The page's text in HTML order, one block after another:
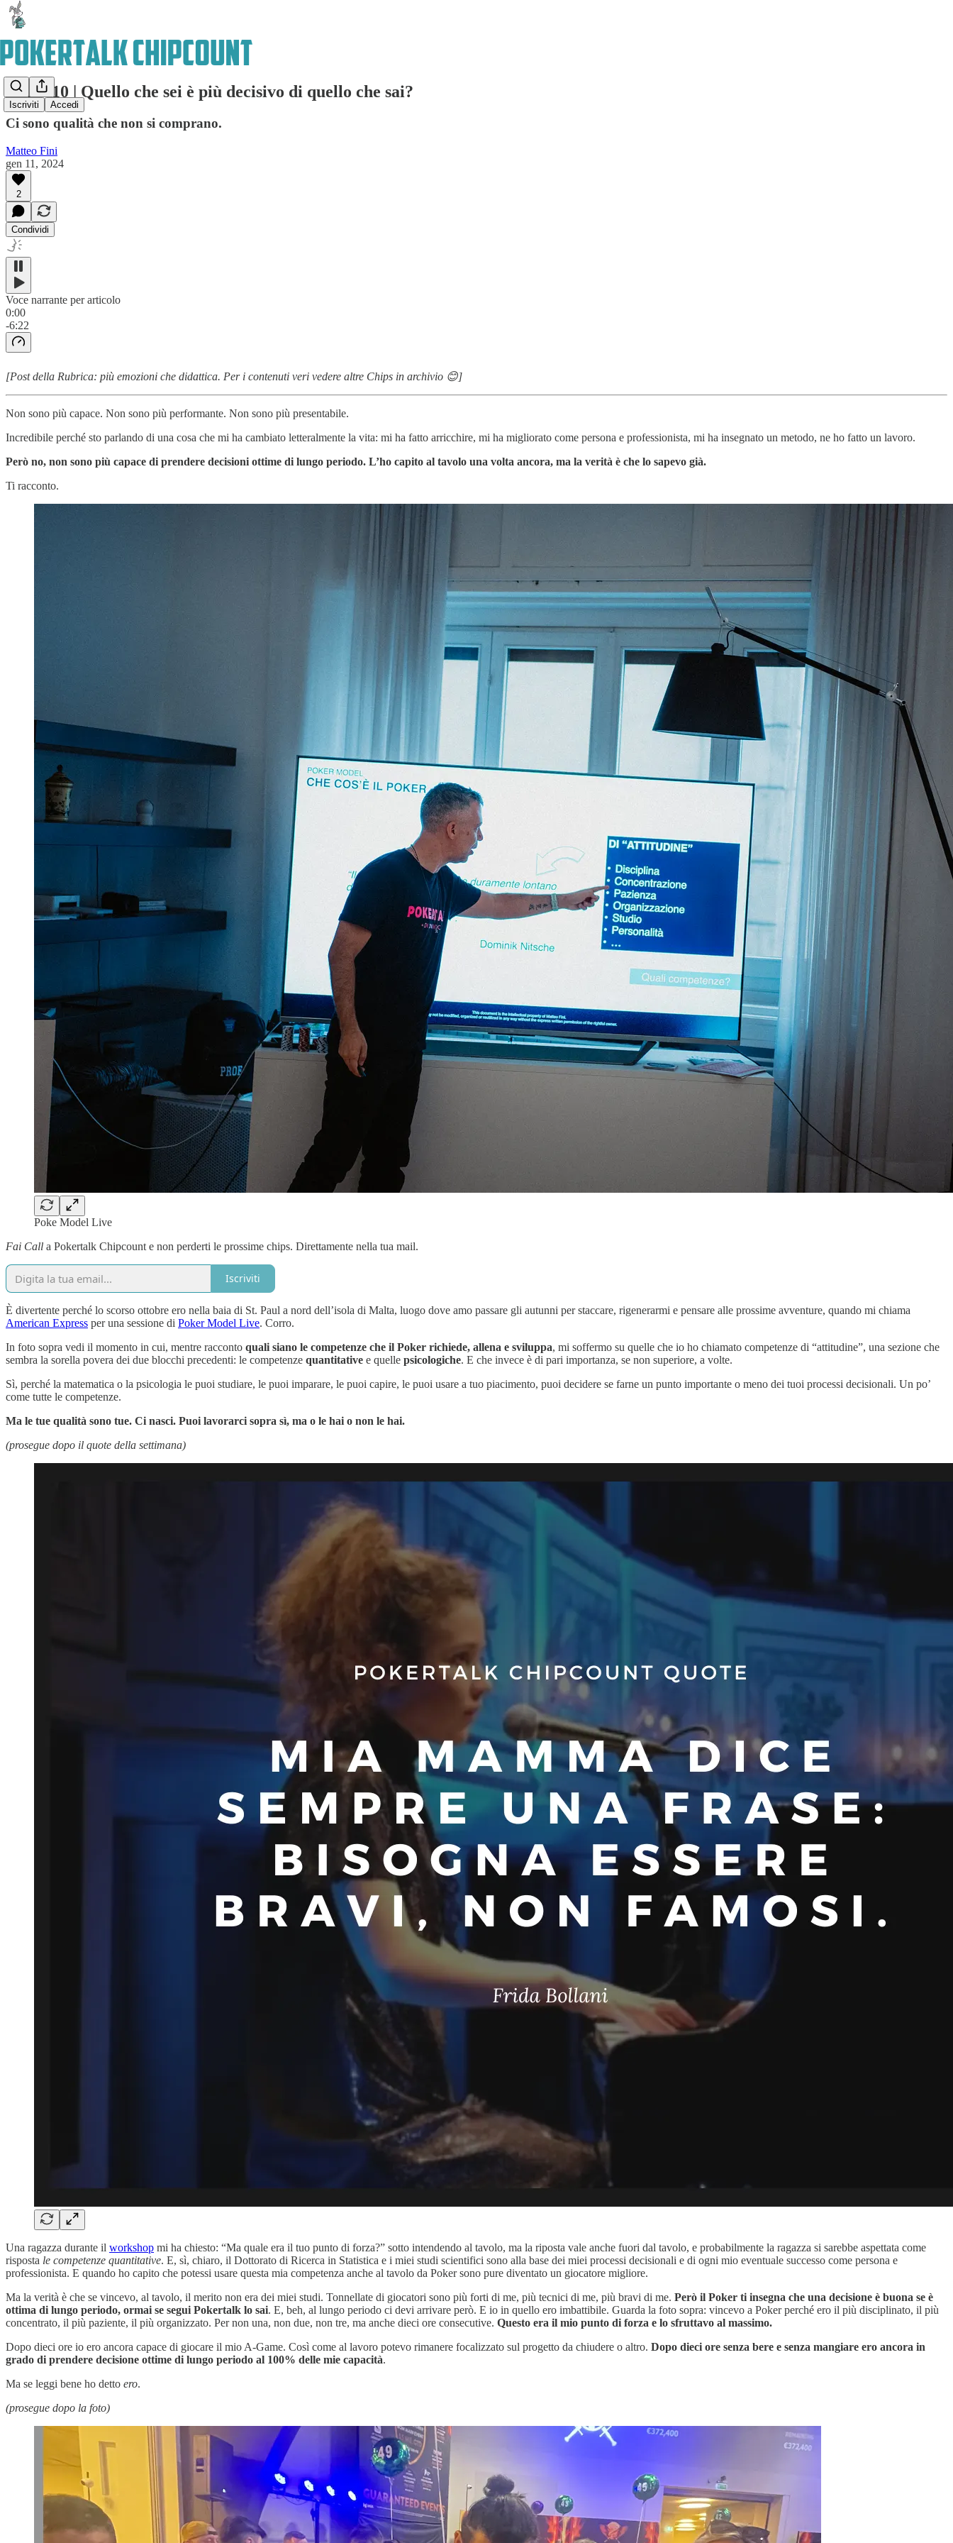
Iscriviti Accedi
Chips 10 | Quello che sei è più decisivo di quello che sai?
Ci sono qualità che non si comprano.
Matteo Fini
gen 11, 2024
2
Condividi
Voce narrante per articolo
0:00
-6:22
[Post della Rubrica: più emozioni che didattica. Per i contenuti veri vedere altre Chips in archivio 😊]
Non sono più capace. Non sono più performante. Non sono più presentabile.
Incredibile perché sto parlando di una cosa che mi ha cambiato letteralmente la vita: mi ha fatto arricchire, mi ha migliorato come persona e professionista, mi ha insegnato un metodo, ne ho fatto un lavoro.
Però no, non sono più capace di prendere decisioni ottime di lungo periodo. L’ho capito al tavolo una volta ancora, ma la verità è che lo sapevo già.
Ti racconto.
Poke Model Live
Fai Call a Pokertalk Chipcount e non perderti le prossime chips. Direttamente nella tua mail.
Iscriviti
È divertente perché lo scorso ottobre ero nella baia di St. Paul a nord dell’isola di Malta, luogo dove amo passare gli autunni per staccare, rigenerarmi e pensare alle prossime avventure, quando mi chiama
American Express per una sessione di Poker Model Live. Corro.
In foto sopra vedi il momento in cui, mentre racconto quali siano le competenze che il Poker richiede, allena e sviluppa, mi soffermo su quelle che io ho chiamato competenze di “attitudine”, una sezione che
sembra la sorella povera dei due blocchi precedenti: le competenze quantitative e quelle psicologiche. E che invece è di pari importanza, se non superiore, a volte.
Sì, perché la matematica o la psicologia le puoi studiare, le puoi imparare, le puoi capire, le puoi usare a tuo piacimento, puoi decidere se farne un punto importante o meno dei tuoi processi decisionali. Un po’
come tutte le competenze.
Ma le tue qualità sono tue. Ci nasci. Puoi lavorarci sopra sì, ma o le hai o non le hai.
(prosegue dopo il quote della settimana)
Una ragazza durante il workshop mi ha chiesto: “Ma quale era il tuo punto di forza?” sotto intendendo al tavolo, ma la riposta vale anche fuori dal tavolo, e probabilmente la ragazza si sarebbe aspettata come
risposta le competenze quantitative. E, sì, chiaro, il Dottorato di Ricerca in Statistica e i miei studi scientifici sono alla base dei miei processi decisionali e di ogni mio eventuale successo come persona e
professionista. E quando ho capito che potessi usare questa mia competenza anche al tavolo da Poker sono pure diventato un giocatore migliore.
Ma la verità è che se vincevo, al tavolo, il merito non era dei miei studi. Tonnellate di giocatori sono più forti di me, più tecnici di me, più bravi di me. Però il Poker ti insegna che una decisione è buona se è
ottima di lungo periodo, ormai se segui Pokertalk lo sai. E, beh, al lungo periodo ci devi arrivare però. E io in quello ero imbattibile. Guarda la foto sopra: vincevo a Poker perché ero il più disciplinato, il più
concentrato, il più paziente, il più organizzato. Per non una, non due, non tre, ma anche dieci ore consecutive. Questo era il mio punto di forza e lo sfruttavo al massimo.
Dopo dieci ore io ero ancora capace di giocare il mio A-Game. Così come al lavoro potevo rimanere focalizzato sul progetto da chiudere o altro. Dopo dieci ore senza bere e senza mangiare ero ancora in
grado di prendere decisione ottime di lungo periodo al 100% delle mie capacità.
Ma se leggi bene ho detto ero.
(prosegue dopo la foto)